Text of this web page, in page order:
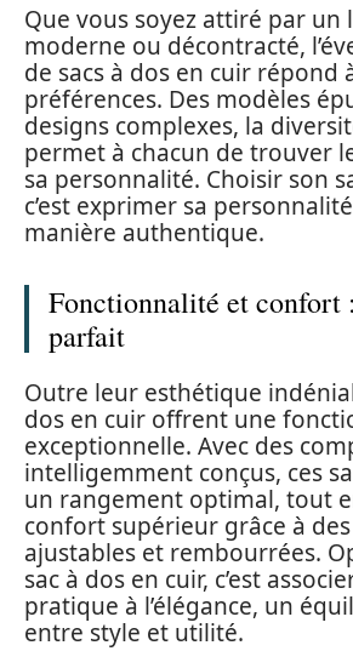
Que vous soyez attiré par un
moderne ou décontracté,
de sacs à dos en cuir répond
préférences. Des modèles
designs complexes, la
permet à chacun de trouver
sa personnalité. Choisir son
c’est exprimer sa
manière authentique.
Fonctionnalité et confort
parfait
Outre leur esthétique
dos en cuir offrent une
exceptionnelle. Avec des
intelligemment conçus, ces
un rangement optimal, tout
confort supérieur grâce à
ajustables et rembourrées.
sac à dos en cuir, c’est
pratique à l’élégance, un
entre style et utilité.